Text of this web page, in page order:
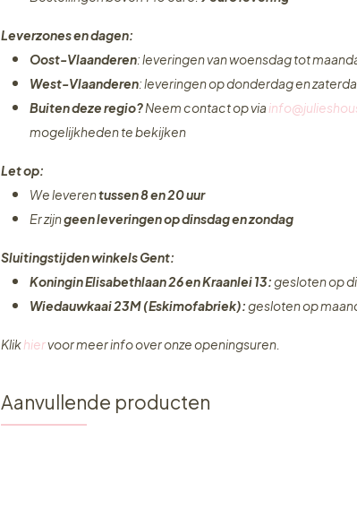
Leverzones en dagen:
Oost-Vlaanderen: leveringen van woensdag tot
West-Vlaanderen: leveringen op donderdag en
Buiten deze regio?Neem contact op via
mogelijkheden te bekijken
Let op:
We leverentussen 8 en 20 uur
Er zijngeen leveringenop dinsdag en zondag
Sluitingstijden winkels Gent:
Koningin Elisabethlaan 26 en Kraanlei 13:gesloten op
Wiedauwkaai 23M (Eskimofabriek):gesloten op
Klikhiervoor meer info over onze openingsuren.
Aanvullende producten